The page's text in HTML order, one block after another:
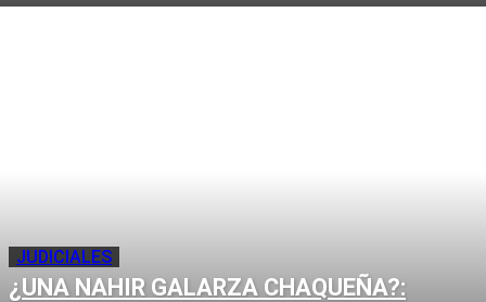
JUDICIALES
¿UNA NAHIR GALARZA CHAQUEÑA?: